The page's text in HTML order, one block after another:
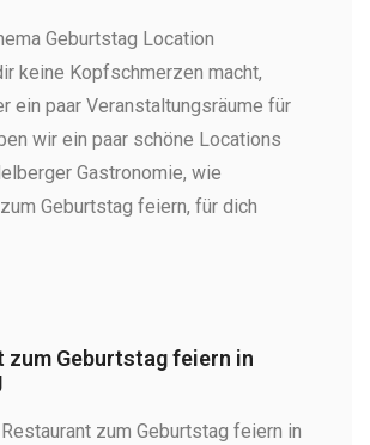
Geburtstag Location
keine Kopfschmerzen macht,
ein paar Veranstaltungsräume für
wir ein paar schöne Locations
Gastronomie, wie
Geburtstag feiern, für dich
zum Geburtstag feiern in
zum Geburtstag feiern in